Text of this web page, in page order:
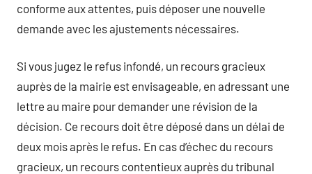
conforme aux attentes, puis déposer une nouvelle
demande avec les ajustements nécessaires.
Si vous jugez le refus infondé, un recours gracieux
auprès de la mairie est envisageable, en adressant une
lettre au maire pour demander une révision de la
décision. Ce recours doit être déposé dans un délai de
deux mois après le refus. En cas d’échec du recours
gracieux, un recours contentieux auprès du tribunal